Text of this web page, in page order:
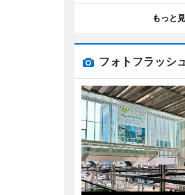
もっと
フォトフラッシ